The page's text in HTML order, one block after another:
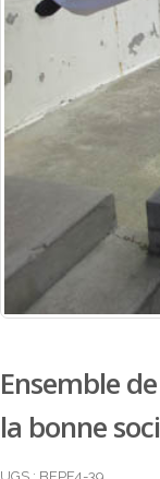
Ensemble
la bonne